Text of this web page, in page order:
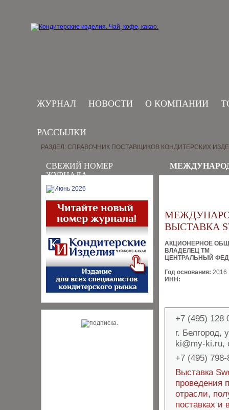
ЖУРНАЛ НОВОСТИ О КОМПАНИИ
РАССЫЛКИ
СВЕЖИЙ НОМЕР
ЖУРНАЛА
РАЗДЕЛ: СПРАВОЧНИК ПОСТАВЩИКОВ КОНДИТЕРСКИХ
ВЫСТАВКА
АКЦИОНЕРНОЕ
ВЛАДЕЛЕЦ ТМ
ЦЕНТРАЛЬНЫЙ
Год основания: 2016
ИНН:
+7 (495) 128
г. Белгород,
ki@my-ki.ru,
+7 (495)
Выставка
проведения
отрасли,
поставках и